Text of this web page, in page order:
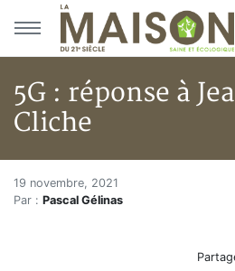
Aller au menu principal
Aller au contenu principal
5G : réponse à
Cliche
Accueil
Articles
5G : réponse à Jean-
5G : réponse à
19 novembre, 2021
Par : Pascal Gélinas